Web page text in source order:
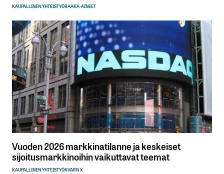
KAUPALLINEN YHTEISTYÖRAAKA-AINEET
Vuoden 2026 markkinatilanne ja keskeiset
sijoitusmarkkinoihin vaikuttavat teemat
KAUPALLINEN YHTEISTYÖKVARN X